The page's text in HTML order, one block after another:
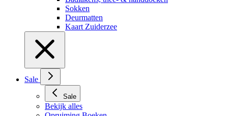
Sokken
Deurmatten
Kaart Zuiderzee
Sale
Sale
Bekijk alles